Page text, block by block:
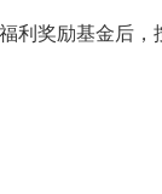
利奖励基金后，